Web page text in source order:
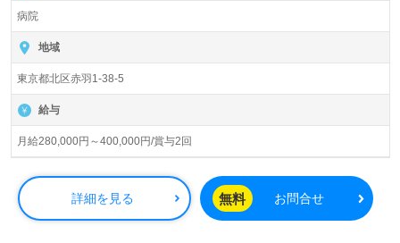
病床数73床（一般病棟48床、療養病棟25床）『赤羽東口病
院』医療法人社団 景星会赤羽（本部：東京都北区）様の運
営です。脳神経外科、心療内科、外科、総合内科、整形外
科、リハビリテーション科の総合診療を行う病院様とし
て、急性期、慢性期に対応。地域の『かかりつけ病院』と
◎『ひとりは全体の為に、全体はひとりの為に』。『患者
様の未来と幸せ』はぐぐむ機能訓練のプロフェッショナル
チーム！◎
機能訓練指導員経験のある方はもちろん、これから機能訓
病院
地域
東京都北区赤羽1-38-5
給与
月給280,000円～400,000円/賞与2回
詳細を見る 無料 お問合せ